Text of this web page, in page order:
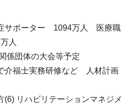
サポーター 1094万人 医療職
人
係団体の大会等予定
介福士実務研修など 人材計画
(6) リハビリテーションマネジメ